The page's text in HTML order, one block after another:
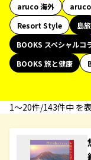
aruco 海外
Resort Style
島旅
BOOKS スペシャルコ
BOOKS 旅と健康
1〜20件/143件中 を